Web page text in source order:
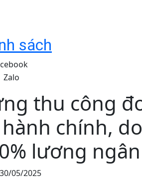
sách
Zalo
thu công
chính,
lương
05/2025